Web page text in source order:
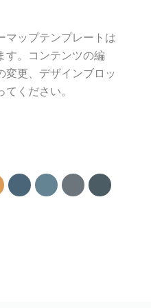
マップテンプレートは
す。コンテンツの編
更、デザインブロッ
ください。